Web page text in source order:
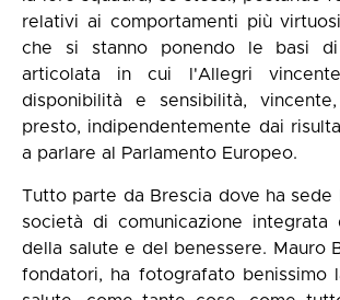
relativi ai comportamenti più
che si stanno ponendo le basi
articolata in cui l'Allegri
disponibilità e sensibilità,
presto, indipendentemente dai
a parlare al Parlamento Europeo.
Tutto parte da Brescia dove ha sede
società di comunicazione integrata
della salute e del benessere. Mauro
fondatori, ha fotografato benissimo